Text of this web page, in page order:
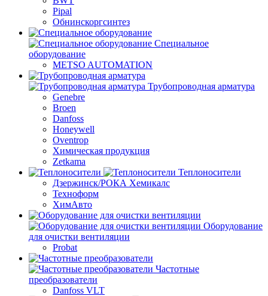
Pipal
Обнинскоргсинтез
Специальное
оборудование
METSO AUTOMATION
Трубопроводная арматура
Genebre
Broen
Danfoss
Honeywell
Oventrop
Химическая продукция
Zetkama
Теплоносители
Дзержинск/РОКА Хемикалс
Техноформ
ХимАвто
Оборудование
для очистки вентиляции
Probat
Частотные
преобразователи
Danfoss VLT